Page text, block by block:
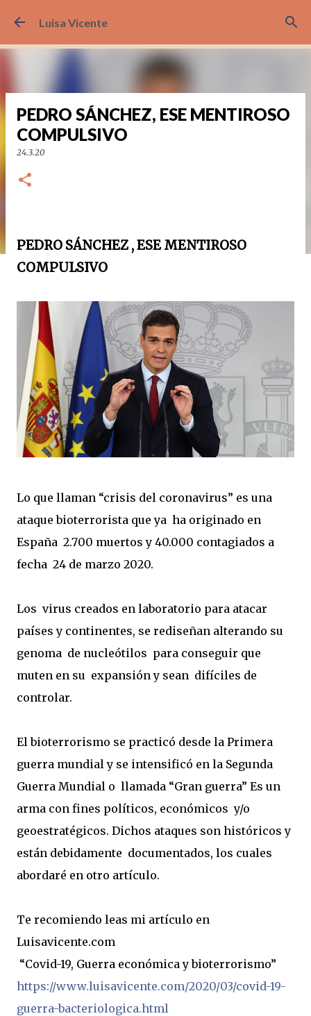
Luisa Vicente
PEDRO SÁNCHEZ, ESE MENTIROSO
COMPULSIVO
24.3.20
PEDRO SÁNCHEZ , ESE MENTIROSO
COMPULSIVO
Lo que llaman “crisis del coronavirus” es una
ataque bioterrorista que ya ha originado en
España 2.700 muertos y 40.000 contagiados a
fecha 24 de marzo 2020.
Los virus creados en laboratorio para atacar
países y continentes, se rediseñan alterando su
genoma de nucleótilos para conseguir que
muten en su expansión y sean difíciles de
controlar.
El bioterrorismo se practicó desde la Primera
guerra mundial y se intensificó en la Segunda
Guerra Mundial o llamada “Gran guerra” Es un
arma con fines políticos, económicos y/o
geoestratégicos. Dichos ataques son históricos y
están debidamente documentados, los cuales
abordaré en otro artículo.
Te recomiendo leas mi artículo en
Luisavicente.com
“Covid-19, Guerra económica y bioterrorismo”
https://www.luisavicente.com/2020/03/covid-19-
guerra-bacteriologica.html